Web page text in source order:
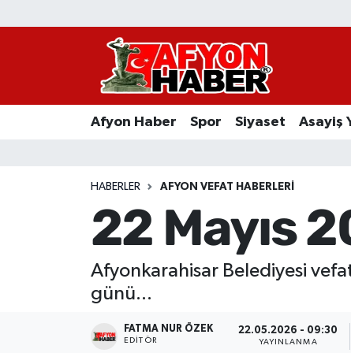
Afyon Haber Spor Siyaset Asayiş
HABERLER AFYON VEFAT HABERLERI
22 Mayıs
Afyonkarahisar Belediyesi
günü...
FATMA NUR ÖZEK
EDITÖR
22.05.2026 - 09:30
YAYINLANMA
Afyon Haber
Asayiş Yaşam
Sivil Toplum
Ekonomi